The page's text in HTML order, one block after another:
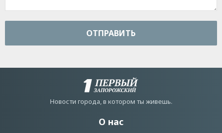
ОТПРАВИТЬ
Новости города, в котором ты живешь.
О нас